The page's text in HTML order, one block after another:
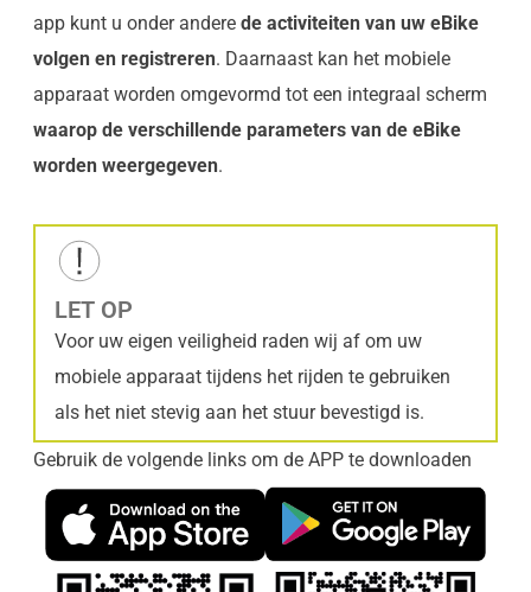
app kunt u onder andere de activiteiten van uw eBike
volgen en registreren. Daarnaast kan het mobiele
apparaat worden omgevormd tot een integraal scherm
waarop de verschillende parameters van de eBike
worden weergegeven.
LET OP
Voor uw eigen veiligheid raden wij af om uw
mobiele apparaat tijdens het rijden te gebruiken
als het niet stevig aan het stuur bevestigd is.
Gebruik de volgende links om de APP te downloaden